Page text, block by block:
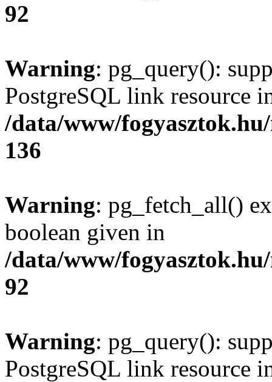
92
Warning: pg_query():
PostgreSQL link resource
/data/www/
136
Warning: pg_fetch_all()
boolean given in
/data/www/
92
Warning: pg_query():
PostgreSQL link resource